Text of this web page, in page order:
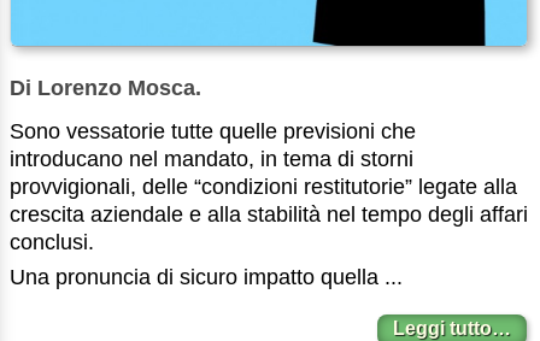
Di Lorenzo Mosca.
Sono vessatorie tutte quelle previsioni che
introducano nel mandato, in tema di storni
provvigionali, delle “condizioni restitutorie” legate alla
crescita aziendale e alla stabilità nel tempo degli affari
conclusi.
Una pronuncia di sicuro impatto quella ...
Leggi tutto…